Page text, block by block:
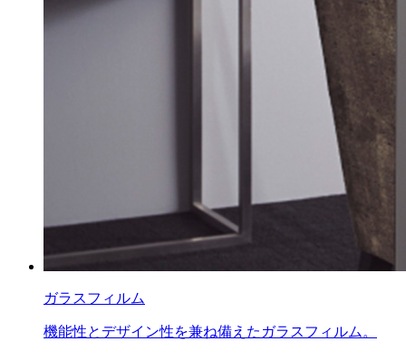
ガラスフィルム
機能性とデザイン性を兼ね備えたガラスフィルム。